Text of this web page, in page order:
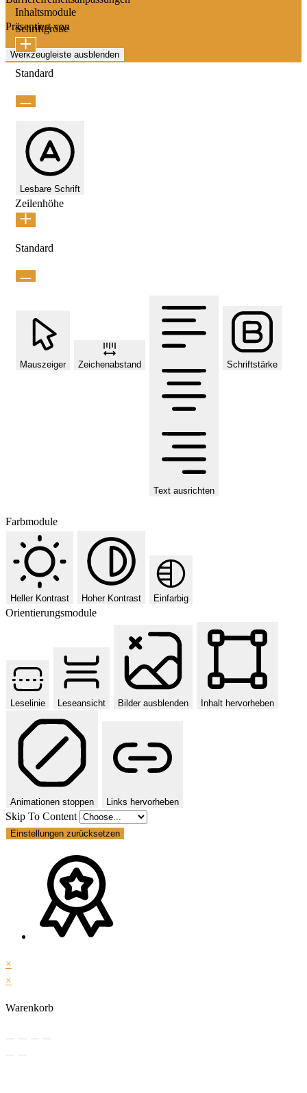
Präsentiert von
Werkzeugleiste ausblenden
Inhaltsmodule
Schriftgröße
Standard
Lesbare Schrift
Zeilenhöhe
Standard
Mauszeiger Zeichenabstand
Text ausrichten
Schriftstärke
Farbmodule
Heller Kontrast Hoher Kontrast Einfarbig
Orientierungsmodule
Leselinie Leseansicht Bilder ausblenden Inhalt hervorheben
Animationen stoppen Links hervorheben
Skip To Content
Einstellungen zurücksetzen
×
×
Warenkorb